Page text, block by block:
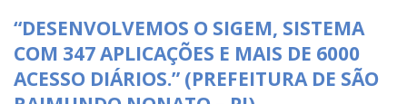
“DESENVOLVEMOS O SIGEM, SISTEMA
COM 347 APLICAÇÕES E MAIS DE 6000
ACESSO DIÁRIOS.” (PREFEITURA DE SÃO